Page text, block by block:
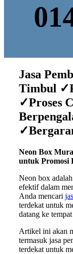
Jasa
Timbul
✓Proses
Neon Box
untuk Promosi
Neon box
efektif dalam
Anda mencari
terdekat untuk
datang ke
Artikel ini akan
termasuk jasa
terdekat untuk